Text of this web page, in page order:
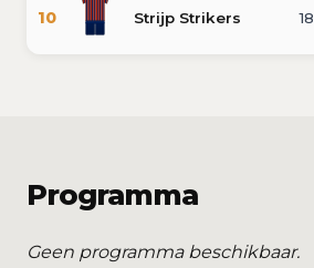
10 Strijp Strikers 18
Programma
Geen programma beschikbaar.